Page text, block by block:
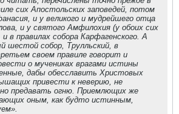
сих Апостольских заповедей, потом
и у великого и мудрейшего отца
и у святого Амфилохия (у обоих сих
в правилах собора Карфагенского. А
шестой собор, Трулльский, в
своем правиле говорит и
о мучениках врагами истины
дабы обесславить Христовых
привести к неверию, не
предавать огню. Приемлющих же
оным, как будто истинным,